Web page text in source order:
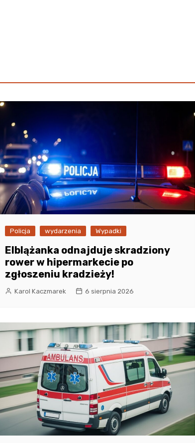
Policja wydarzenia Wypadki
Elblążanka odnajduje skradziony
rower w hipermarkecie po
zgłoszeniu kradzieży!
Karol Kaczmarek 6 sierpnia 2026